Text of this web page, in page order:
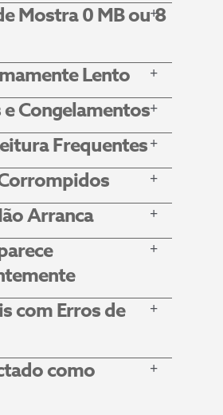
Mostra 0 MB ou 8
Lento
Congelamentos
Frequentes
Arranca
com Erros de
como